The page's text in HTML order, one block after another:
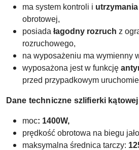
ma system kontroli i
obrotowej,
posiada łagodny rozruch z
rozruchowego,
na wyposażeniu ma wymienny
wyposażona jest w funkcję
przed przypadkowym
Dane techniczne szlifierki kątowej
moc: 1400W,
prędkość obrotowa na biegu
maksymalna średnica tarczy: